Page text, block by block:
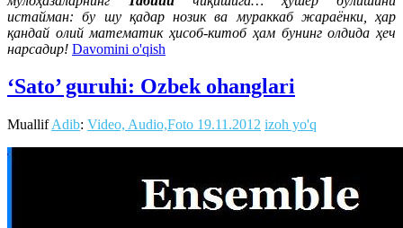
истайман: бу шу қадар нозик ва мураккаб жараёнки, ҳар
қандай олий математик ҳисоб-китоб ҳам бунинг олдида ҳеч
нарсадир! Davomini o'qish
‘Sato’ guruhi: Ozbek ohanglari
MuallifAdib: Video, Audio,Foto 19.11.2012 izoh yo'q